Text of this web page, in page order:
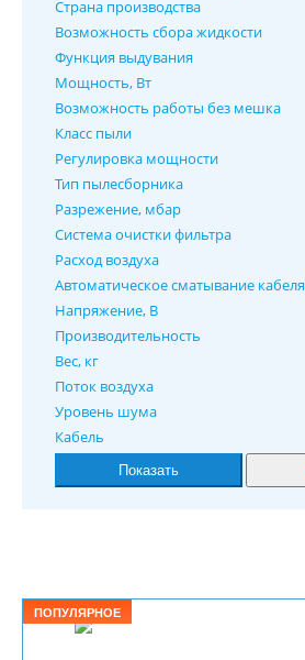
Страна производства
Возможность сбора жидкости
Функция выдувания
Мощность, Вт
Возможность работы без мешка
Класс пыли
Регулировка мощности
Тип пылесборника
Разрежение, мбар
Система очистки фильтра
Расход воздуха
Автоматическое сматывание кабеля
Напряжение, В
Производительность
Вес, кг
Поток воздуха
Уровень шума
Кабель
ПОПУЛЯРНОЕ